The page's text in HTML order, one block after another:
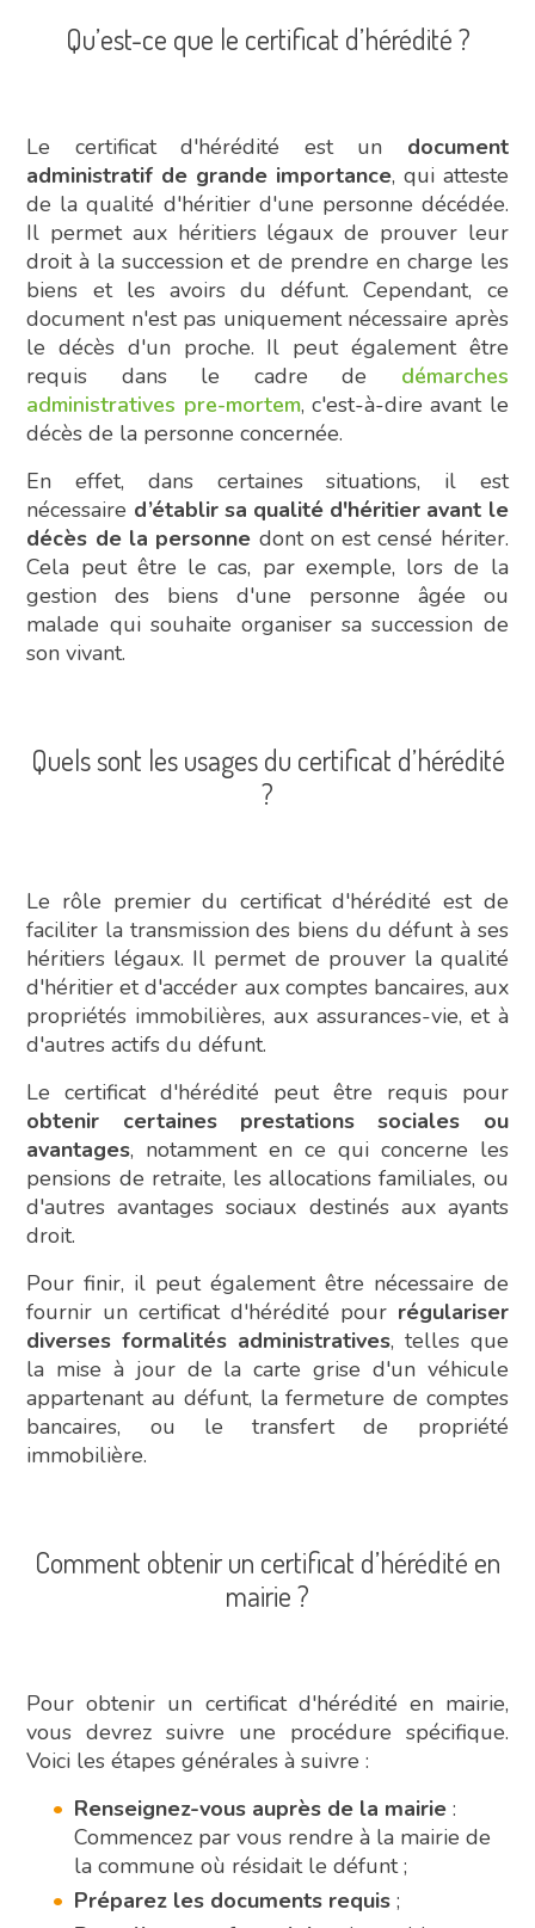
Qu’est-ce que le certificat d’hérédité ?
Le certificat d'hérédité est un document
administratif de grande importance, qui atteste
de la qualité d'héritier d'une personne décédée.
Il permet aux héritiers légaux de prouver leur
droit à la succession et de prendre en charge les
biens et les avoirs du défunt. Cependant, ce
document n'est pas uniquement nécessaire après
le décès d'un proche. Il peut également être
requis dans le cadre de démarches
administratives pre-mortem, c'est-à-dire avant le
décès de la personne concernée.
En effet, dans certaines situations, il est
nécessaire d’établir sa qualité d'héritier avant le
décès de la personne dont on est censé hériter.
Cela peut être le cas, par exemple, lors de la
gestion des biens d'une personne âgée ou
malade qui souhaite organiser sa succession de
son vivant.
Quels sont les usages du certificat d’hérédité
?
Le rôle premier du certificat d'hérédité est de
faciliter la transmission des biens du défunt à ses
héritiers légaux. Il permet de prouver la qualité
d'héritier et d'accéder aux comptes bancaires, aux
propriétés immobilières, aux assurances-vie, et à
d'autres actifs du défunt.
Le certificat d'hérédité peut être requis pour
obtenir certaines prestations sociales ou
avantages, notamment en ce qui concerne les
pensions de retraite, les allocations familiales, ou
d'autres avantages sociaux destinés aux ayants
droit.
Pour finir, il peut également être nécessaire de
fournir un certificat d'hérédité pour régulariser
diverses formalités administratives, telles que
la mise à jour de la carte grise d'un véhicule
appartenant au défunt, la fermeture de comptes
bancaires, ou le transfert de propriété
immobilière.
Comment obtenir un certificat d’hérédité en
mairie ?
Pour obtenir un certificat d'hérédité en mairie,
vous devrez suivre une procédure spécifique.
Voici les étapes générales à suivre :
Renseignez-vous auprès de la mairie :
Commencez par vous rendre à la mairie de
la commune où résidait le défunt ;
Préparez les documents requis ;